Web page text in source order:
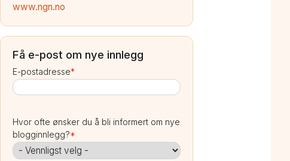
www.ngn.no
Få e-post om nye innlegg
E-postadresse*
Hvor ofte ønsker du å bli informert om nye
blogginnlegg?*